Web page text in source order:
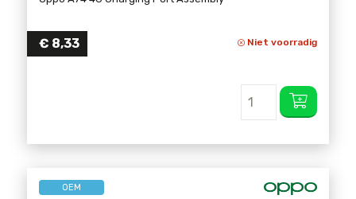
€ 8,33 Niet voorradig
OEM